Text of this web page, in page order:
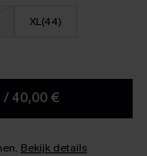
XL(44)
/ 40,00 €
Bekijk details